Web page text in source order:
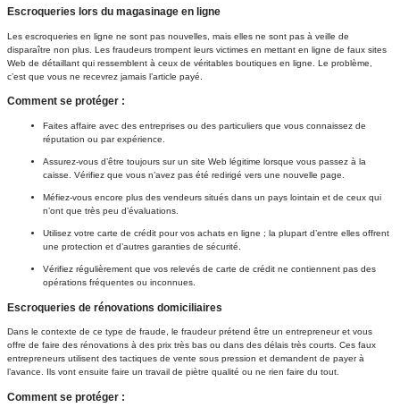
Escroqueries lors du magasinage en ligne
Les escroqueries en ligne ne sont pas nouvelles, mais elles ne sont pas à veille de
disparaître non plus. Les fraudeurs trompent leurs victimes en mettant en ligne de faux sites
Web de détaillant qui ressemblent à ceux de véritables boutiques en ligne. Le problème,
c’est que vous ne recevrez jamais l’article payé.
Comment se protéger :
Faites affaire avec des entreprises ou des particuliers que vous connaissez de
réputation ou par expérience.
Assurez-vous d’être toujours sur un site Web légitime lorsque vous passez à la
caisse. Vérifiez que vous n’avez pas été redirigé vers une nouvelle page.
Méfiez-vous encore plus des vendeurs situés dans un pays lointain et de ceux qui
n’ont que très peu d’évaluations.
Utilisez votre carte de crédit pour vos achats en ligne ; la plupart d’entre elles offrent
une protection et d’autres garanties de sécurité.
Vérifiez régulièrement que vos relevés de carte de crédit ne contiennent pas des
opérations fréquentes ou inconnues.
Escroqueries de rénovations domiciliaires
Dans le contexte de ce type de fraude, le fraudeur prétend être un entrepreneur et vous
offre de faire des rénovations à des prix très bas ou dans des délais très courts. Ces faux
entrepreneurs utilisent des tactiques de vente sous pression et demandent de payer à
l’avance. Ils vont ensuite faire un travail de piètre qualité ou ne rien faire du tout.
Comment se protéger :